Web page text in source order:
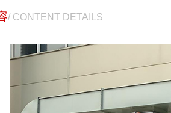
/ CONTENT DETAILS